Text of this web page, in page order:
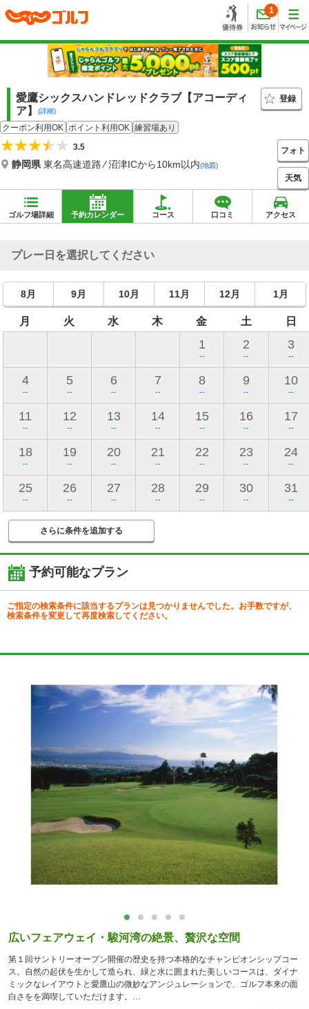
1
愛鷹シックスハンドレッドクラブ【アコーディ
ア】
(詳細)
登録
クーポン利用OK ポイント利用OK 練習場あり
3.5
静岡県東名高速道路 ⁄ 沼津ICから10km以内(地図)
フォト
天気
ゴルフ場詳細 予約カレンダー コース 口コミ アクセス
プレー日を選択してください
8月 9月 10月 11月 12月 1月
月 火 水 木 金 土 日
1
--
2
--
3
--
4
--
5
--
6
--
7
--
8
--
9
--
10
--
11
--
12
--
13
--
14
--
15
--
16
--
17
--
18
--
19
--
20
--
21
--
22
--
23
--
24
--
25
--
26
--
27
--
28
--
29
--
30
--
31
--
さらに条件を追加する
予約可能なプラン
ご指定の検索条件に該当するプランは見つかりませんでした。お手数ですが、
検索条件を変更して再度検索してください。
広いフェアウェイ・駿河湾の絶景、贅沢な空間
第１回サントリーオープン開催の歴史を持つ本格的なチャンピオンシップコー
ス。自然の起伏を生かして造られ、緑と水に囲まれた美しいコースは、ダイナ
ミックなレイアウトと愛鷹山の微妙なアンジュレーションで、ゴルフ本来の面
白さをを満喫していただけます。